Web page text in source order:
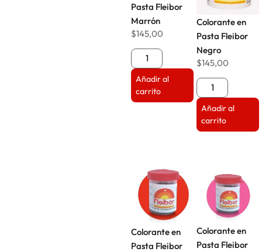
Pasta Fleibor
Marrón
$145,00
Añadir al
carrito
Colorante en
Pasta Fleibor
Negro
$145,00
Añadir al
carrito
Colorante en
Pasta Fleibor
Colorante en
Pasta Fleibor